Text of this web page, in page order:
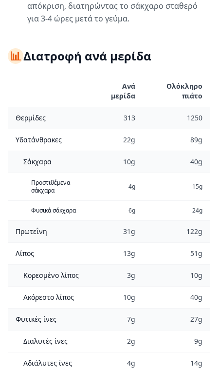
απόκριση, διατηρώντας το σάκχαρο σταθερό
για 3-4 ώρες μετά το γεύμα.
📊Διατροφή ανά μερίδα
Ανά
μερίδα
Ολόκληρο
πιάτο
Θερμίδες 313 1250
Υδατάνθρακες 22g 89g
Σάκχαρα 10g 40g
Προστιθέμενα
σάκχαρα
4g 15g
Φυσικά σάκχαρα 6g 24g
Πρωτεΐνη 31g 122g
Λίπος 13g 51g
Κορεσμένο λίπος 3g 10g
Ακόρεστο λίπος 10g 40g
Φυτικές ίνες 7g 27g
Διαλυτές ίνες 2g 9g
Αδιάλυτες ίνες 4g 14g